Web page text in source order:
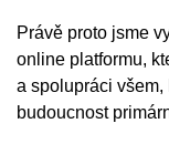
Právě proto jsme
online platformu,
a spolupráci
budoucnost